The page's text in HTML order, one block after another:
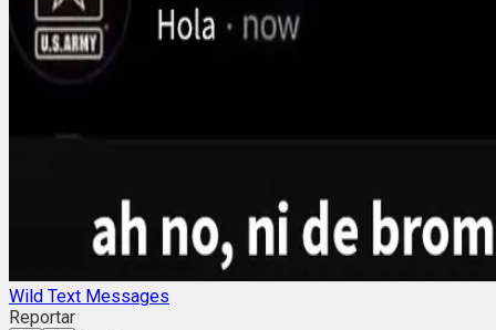
Wild Text Messages
Reportar